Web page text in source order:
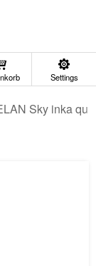
Settings
Sky inka qu